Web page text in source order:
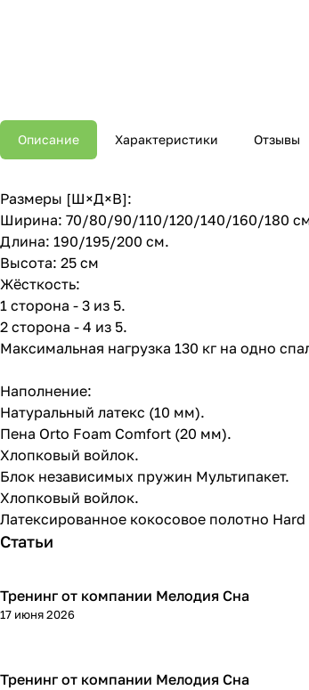
Описание Характеристики Отзывы
Размеры [Ш×Д×В]:
Ширина: 70/80/90/110/120/140/160/180
Длина: 190/195/200 см.
Высота: 25 см
Жёсткость:
1 сторона - 3 из 5.
2 сторона - 4 из 5.
Максимальная нагрузка 130 кг на одно
Наполнение:
Натуральный латекс (10 мм).
Пена Orto Foam Comfort (20 мм).
Хлопковый войлок.
Блок независимых пружин Мультипакет.
Хлопковый войлок.
Латексированное кокосовое полотно
Статьи
Тренинг от компании Мелодия Сна
17 июня 2026
Тренинг от компании Мелодия Сна